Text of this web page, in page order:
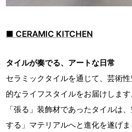
■ CERAMIC KITCHEN
タイルが奏でる、アートな日常
セラミックタイルを通じて、芸術
的なライフスタイルをお届けしま
「張る」装飾材であったタイルは
する」マテリアルへと進化を遂げ